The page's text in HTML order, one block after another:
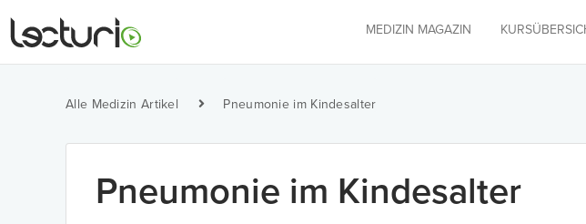
MEDIZIN MAGAZIN
Alle Medizin Artikel Pneumonie im Kindesalter
Pneumonie im Kindesalter